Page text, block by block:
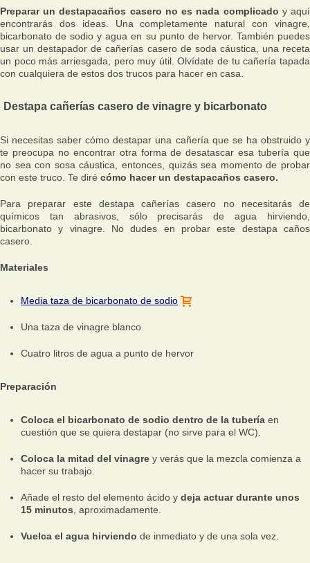
Preparar un destapacaños casero no es nada complicado y aquí
encontrarás dos ideas. Una completamente natural con vinagre,
bicarbonato de sodio y agua en su punto de hervor. También puedes
usar un destapador de cañerías casero de soda cáustica, una receta
un poco más arriesgada, pero muy útil. Olvídate de tu cañería tapada
con cualquiera de estos dos trucos para hacer en casa.
Destapa cañerías casero de vinagre y bicarbonato
Si necesitas saber cómo destapar una cañería que se ha obstruido y
te preocupa no encontrar otra forma de desatascar esa tubería que
no sea con sosa cáustica, entonces, quizás sea momento de probar
con este truco. Te diré cómo hacer un destapacaños casero.
Para preparar este destapa cañerías casero no necesitarás de
químicos tan abrasivos, sólo precisarás de agua hirviendo,
bicarbonato y vinagre. No dudes en probar este destapa caños
casero.
Materiales
Media taza de bicarbonato de sodio
Una taza de vinagre blanco
Cuatro litros de agua a punto de hervor
Preparación
Coloca el bicarbonato de sodio dentro de la tubería en
cuestión que se quiera destapar (no sirve para el WC).
Coloca la mitad del vinagre y verás que la mezcla comienza a
hacer su trabajo.
Añade el resto del elemento ácido y deja actuar durante unos
15 minutos, aproximadamente.
Vuelca el agua hirviendo de inmediato y de una sola vez.